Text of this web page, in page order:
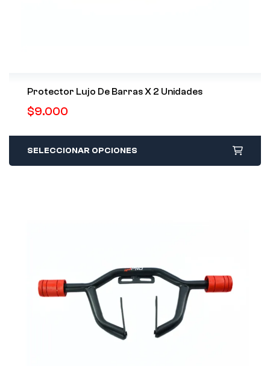
Protector Lujo De Barras X 2 Unidades
$9.000
SELECCIONAR OPCIONES